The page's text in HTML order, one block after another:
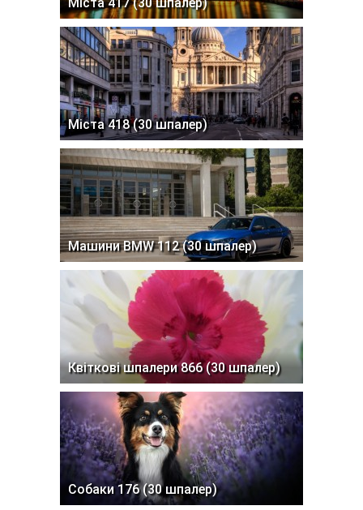
Міста 418 (30 шпалер)
Машини BMW 112 (30 шпалер)
Квіткові шпалери 866 (30 шпалер)
Собаки 176 (30 шпалер)